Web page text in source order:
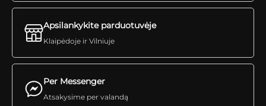
Per Messenger
Atsakysime per valandą
Apsilankykite parduotuvėje
Klaipėdoje ir Vilniuje